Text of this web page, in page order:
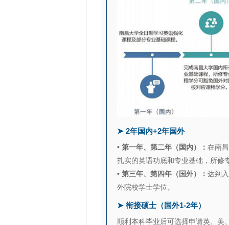
➤ 2年国内+2年国外
• 第一年、第二年（国内）： 在南
扎实的英语功底和专业基础，所修
• 第三年、第四年（国外）： 达到
外院校学士学位。
➤ 衔接硕士（国外1-2年）
顺利本科毕业后可选择申请英、